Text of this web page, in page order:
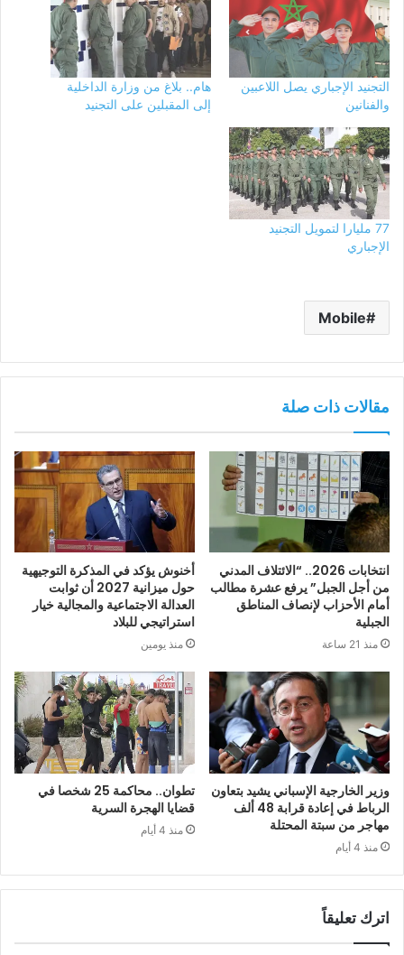
التجنيد الإجباري يصل اللاعبين
والفنانين
هام.. بلاغ من وزارة الداخلية
إلى المقبلين على التجنيد
77 مليارا لتمويل التجنيد
الإجباري
Mobile
مقالات ذات صلة
انتخابات 2026.. “الائتلاف المدني
من أجل الجبل” يرفع عشرة مطالب
أمام الأحزاب لإنصاف المناطق
الجبلية
منذ 21 ساعة
أخنوش يؤكد في المذكرة التوجيهية
حول ميزانية 2027 أن ثوابت
العدالة الاجتماعية والمجالية خيار
استراتيجي للبلاد
منذ يومين
وزير الخارجية الإسباني يشيد بتعاون
الرباط في إعادة قرابة 48 ألف
مهاجر من سبتة المحتلة
منذ 4 أيام
تطوان.. محاكمة 25 شخصا في
قضايا الهجرة السرية
منذ 4 أيام
اترك تعليقاً